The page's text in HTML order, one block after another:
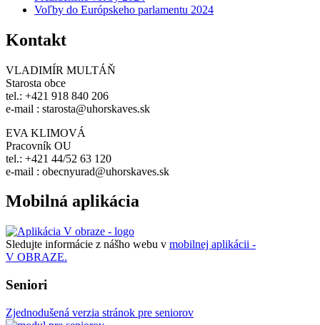
Voľby do Európskeho parlamentu 2024
Kontakt
VLADIMÍR MULTÁŇ
Starosta obce
tel.: +421 918 840 206
e-mail : starosta@uhorskaves.sk
EVA KLIMOVÁ
Pracovník OU
tel.: +421 44/52 63 120
e-mail : obecnyurad@uhorskaves.sk
Mobilná aplikácia
Sledujte informácie z nášho webu v mobilnej aplikácii -
V OBRAZE.
Seniori
Zjednodušená verzia stránok pre seniorov